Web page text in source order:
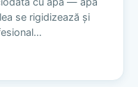
se rigidizează și